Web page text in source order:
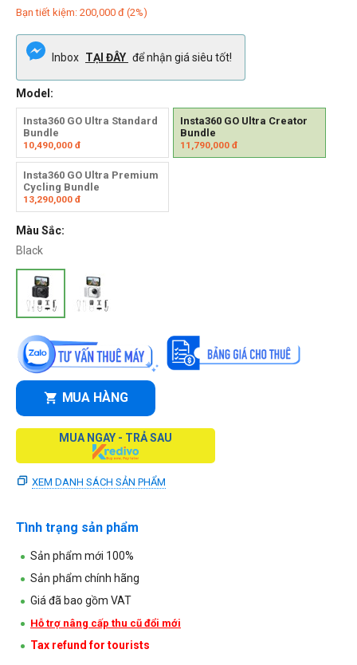
Bạn tiết kiệm: 200,000 đ (2%)
Inbox TẠI ĐÂY để nhận giá siêu tốt!
Model:
Insta360 GO Ultra Standard
Bundle
10,490,000 đ
Insta360 GO Ultra Creator
Bundle
11,790,000đ
Insta360 GO Ultra Premium
Cycling Bundle
13,290,000 đ
Màu Sắc:
Black
MUA HÀNG
MUA NGAY - TRẢ SAU
XEM DANH SÁCH SẢN PHẨM
Tình trạng sản phẩm
Sản phẩm mới 100%
Sản phẩm chính hãng
Giá đã bao gồm VAT
Hỗ trợ nâng cấp thu cũ đổi mới
Tax refund for tourists